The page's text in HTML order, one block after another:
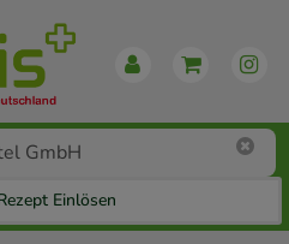
Einlösen